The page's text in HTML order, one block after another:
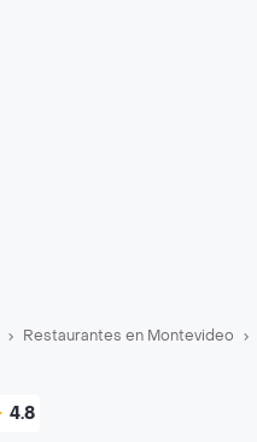
Restaurantes en Montevideo
4.8